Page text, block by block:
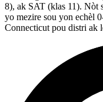
8), ak SAT (klas 11). Nòt
yo mezire sou yon echèl
Connecticut pou distri ak